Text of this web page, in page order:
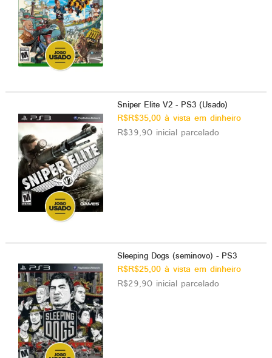
Sniper Elite V2 - PS3 (Usado)
R$R$35,00 à vista em dinheiro
R$39,90 inicial parcelado
Sleeping Dogs (seminovo) - PS3
R$R$25,00 à vista em dinheiro
R$29,90 inicial parcelado